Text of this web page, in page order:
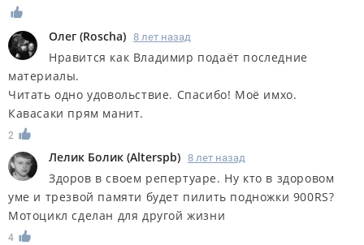
Олег (Roscha) 8 лет назад
Нравится как Владимир подаёт последние
материалы.
Читать одно удовольствие. Спасибо! Моё имхо.
Кавасаки прям манит.
2
Лелик Болик (Alterspb) 8 лет назад
Здоров в своем репертуаре. Ну кто в здоровом
уме и трезвой памяти будет пилить подножки 900RS?
Мотоцикл сделан для другой жизни
4